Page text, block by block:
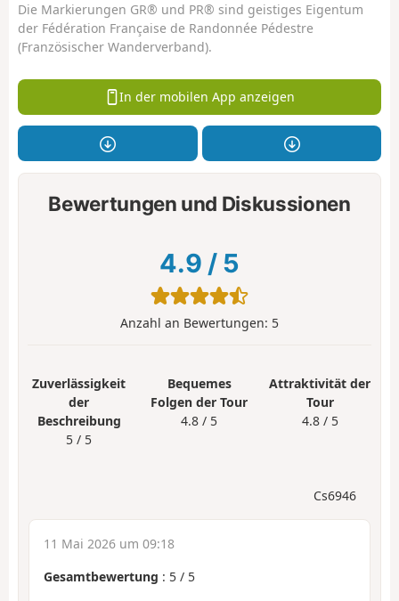
Die Markierungen GR® und PR® sind geistiges Eigentum
der Fédération Française de Randonnée Pédestre
(Französischer Wanderverband).
In der mobilen App anzeigen
Bewertungen und Diskussionen
4.9 / 5
Anzahl an Bewertungen: 5
Zuverlässigkeit
der
Beschreibung
5 / 5
Bequemes
Folgen der Tour
4.8 / 5
Attraktivität der
Tour
4.8 / 5
Cs6946
11 Mai 2026 um 09:18
Gesamtbewertung : 5 / 5